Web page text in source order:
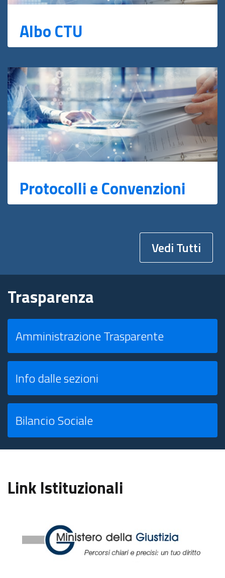
Albo CTU
Protocolli e Convenzioni
Vedi Tutti
Trasparenza
Amministrazione Trasparente
Info dalle sezioni
Bilancio Sociale
Link Istituzionali